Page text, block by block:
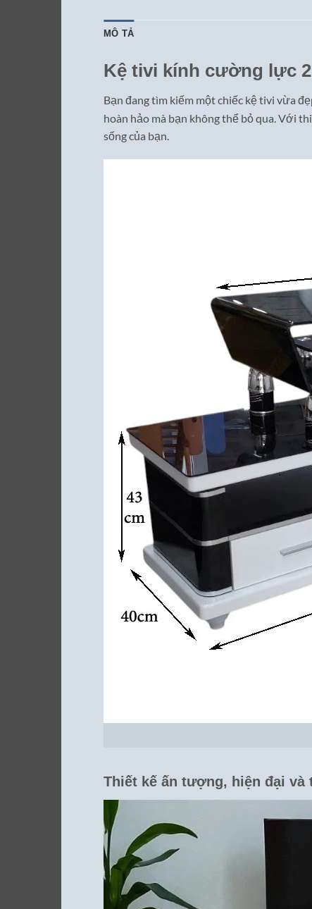
MÔ TẢ
Kệ tivi kính cường lực
Bạn đang tìm kiếm một chiếc kệ tivi vừa
hoàn hảo mà bạn không thể bỏ qua. Với
sống của bạn.
Thiết kế ấn tượng, hiện đại và